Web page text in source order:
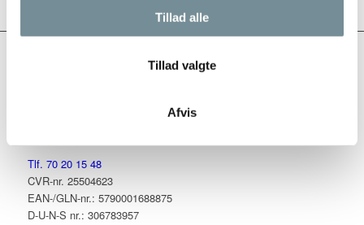
Tillad alle
Tillad valgte
Afvis
Tlf. 70 20 15 48
CVR-nr. 25504623
EAN-/GLN-nr.: 5790001688875
D-U-N-S nr.: 306783957